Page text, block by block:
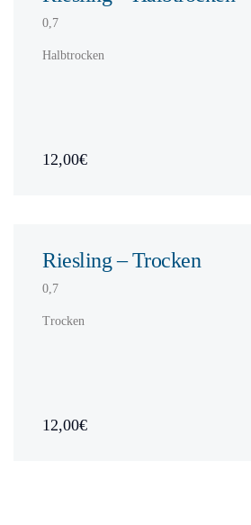
0,7
Halbtrocken
12,00€
Riesling – Trocken
0,7
Trocken
12,00€